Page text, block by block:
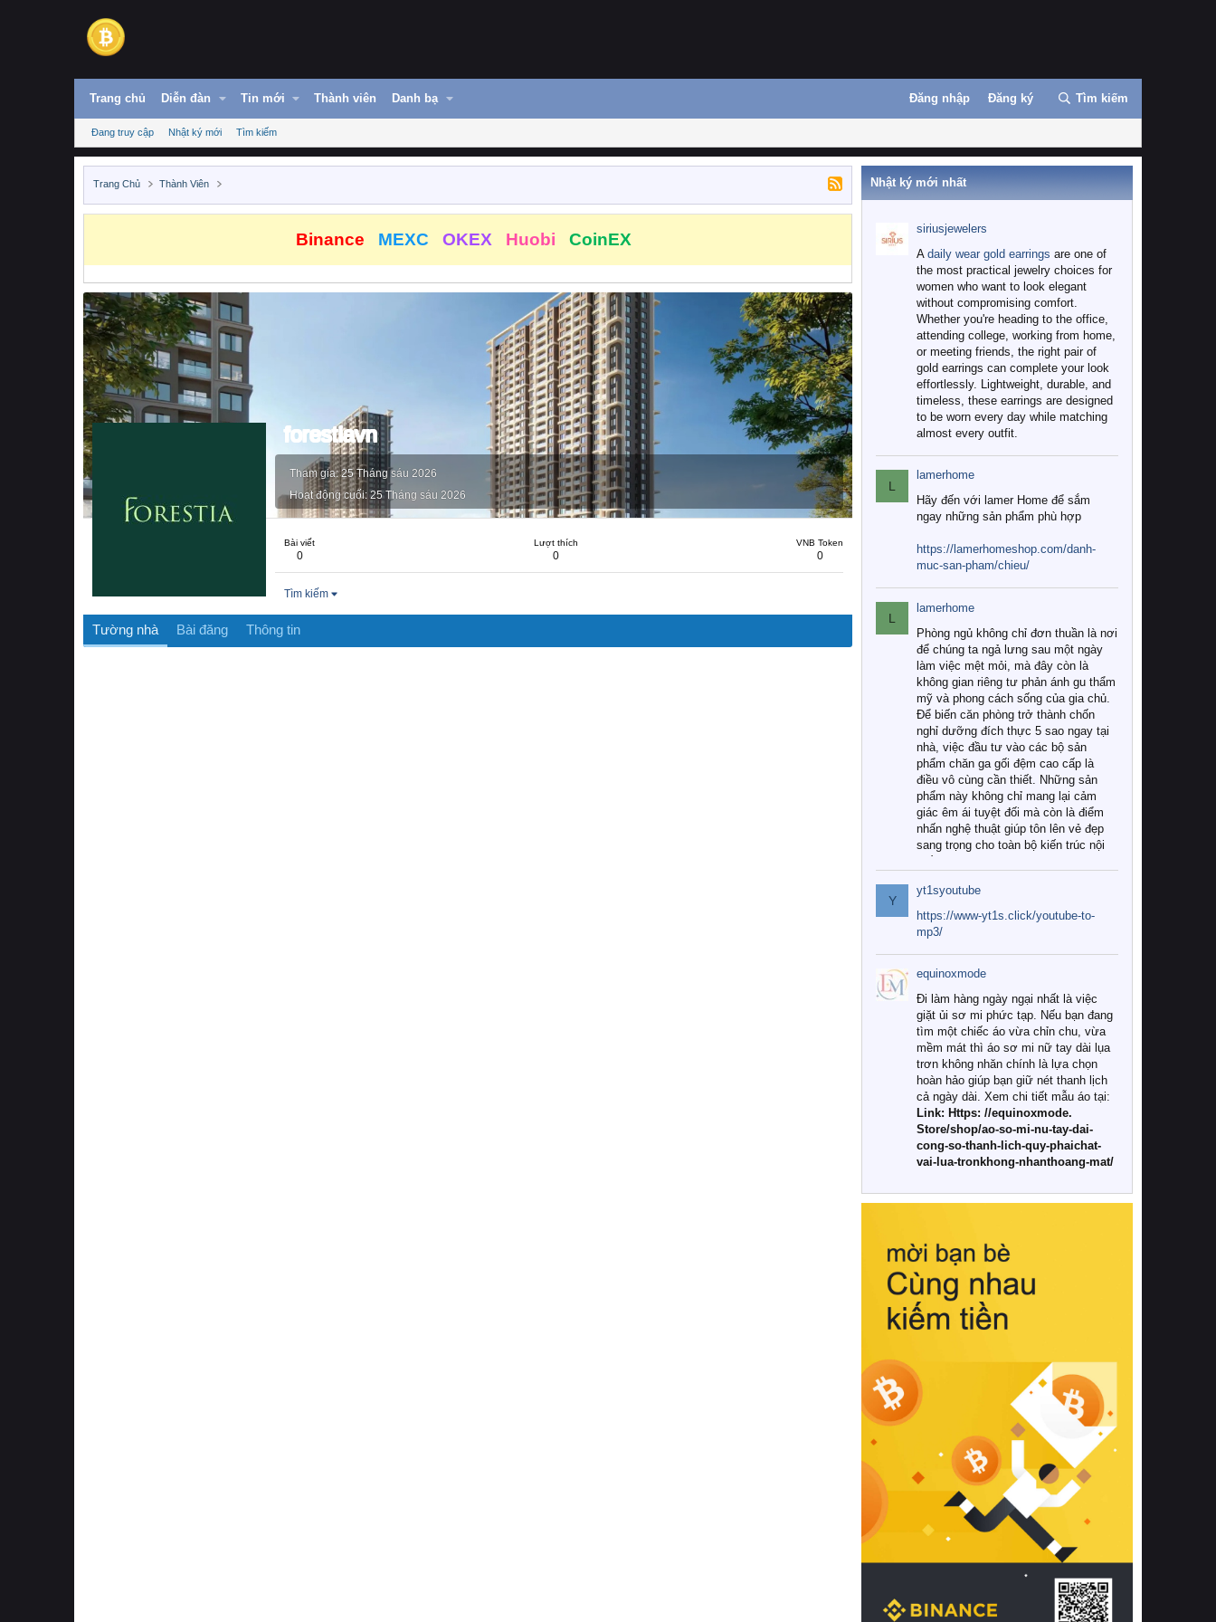
Trang chủ Diễn đàn Tin mới Thành viên Danh bạ Đăng nhập Đăng ký Tìm kiếm
Đang truy cập Nhật ký mới Tìm kiếm
Trang Chủ Thành Viên
Binance MEXC OKEX Huobi CoinEX
forestiavn
Tham gia 25 Tháng sáu 2026
Hoạt động cuối 25 Tháng sáu 2026
Bài viết
0
Lượt thích
0
VNB Token
0
Tìm kiếm
Tường nhà Bài đăng Thông tin
Nhật ký mới nhất
siriusjewelers
A daily wear gold earrings are one of
the most practical jewelry choices for
women who want to look elegant
without compromising comfort.
Whether you're heading to the office,
attending college, working from home,
or meeting friends, the right pair of
gold earrings can complete your look
effortlessly. Lightweight, durable, and
timeless, these earrings are designed
to be worn every day while matching
almost every outfit.
L
lamerhome
Hãy đến với lamer Home để sắm
ngay những sản phẩm phù hợp
https://lamerhomeshop.com/danh-
muc-san-pham/chieu/
L
lamerhome
Phòng ngủ không chỉ đơn thuần là nơi
để chúng ta ngả lưng sau một ngày
làm việc mệt mỏi, mà đây còn là
không gian riêng tư phản ánh gu thẩm
mỹ và phong cách sống của gia chủ.
Để biến căn phòng trở thành chốn
nghỉ dưỡng đích thực 5 sao ngay tại
nhà, việc đầu tư vào các bộ sản
phẩm chăn ga gối đệm cao cấp là
điều vô cùng cần thiết. Những sản
phẩm này không chỉ mang lại cảm
giác êm ái tuyệt đối mà còn là điểm
nhấn nghệ thuật giúp tôn lên vẻ đẹp
sang trọng cho toàn bộ kiến trúc nội
Tuy nhiên, giữa thị trường đa dạng
với vô vàn thương hiệu và mẫu mã
như hiện nay, làm thế nào để chọn
được những bộ chăn ga gối đệm cao
cấp thực sự chất lượng, phù hợp với
khí hậu và nhu cầu sử dụng của gia
đình? Hãy cùng chúng tôi đi tìm lời
giải đáp chi tiết qua bài viết dưới đây.
1. Tại sao các gia đình hiện đại lại ưa
chuộng chăn ga gối đệm cao cấp?
Khác với các dòng sản phẩm thông
thường, những bộ chăn ga gối đệm
cao cấp trải qua quy trình sản xuất
nghiêm ngặt từ khâu chọn lọc nguyên
liệu tự nhiên đến công nghệ dệt
nhuộm hiện đại không chứa hóa chất
này, bạn sẽ cảm nhận rõ rệt sự khác
hồi chuẩn xác của phần đệm nâng đỡ
cột sống.
Bên cạnh đó, việc lựa chọn các dòng
sản phẩm đạt chuẩn chất lượng quốc
tế còn giúp ngăn ngừa tình trạng kích
khuẩn và nấm mốc trong điều kiện
thời tiết nóng ẩm. Bạn có thể tìm hiểu
thêm các nghiên cứu khoa học về tác
động của giấc ngủ và môi trường
phòng ngủ đối với sức khỏe con
người tại Sleep Foundation (External
Link) để có cái nhìn toàn diện hơn.
2. Các tiêu chí vàng khi lựa chọn
chăn ga gối đệm cao cấp cho phòng
ngủ
Để sở hữu một bộ chăn ga gối đệm
cao cấp hoàn hảo cả về thẩm mỹ lẫn
công năng, người tiêu dùng cần cân
nhắc kỹ lưỡng các tiêu chí quan trọng
Y
yt1syoutube
https://www-yt1s.click/youtube-to-
mp3/
equinoxmode
Đi làm hàng ngày ngại nhất là việc
giặt ủi sơ mi phức tạp. Nếu bạn đang
tìm một chiếc áo vừa chỉn chu, vừa
mềm mát thì áo sơ mi nữ tay dài lụa
trơn không nhăn chính là lựa chọn
hoàn hảo giúp bạn giữ nét thanh lịch
cả ngày dài. Xem chi tiết mẫu áo tại:
Link: Https: //equinoxmode.
Store/shop/ao-so-mi-nu-tay-dai-
cong-so-thanh-lich-quy-phaichat-
vai-lua-tronkhong-nhanthoang-mat/